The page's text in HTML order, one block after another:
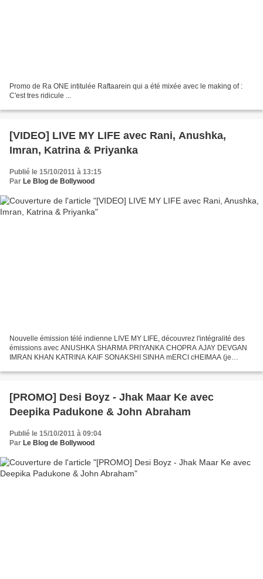
Promo de Ra ONE intitulée Raftaarein qui a été mixée avec le making of :
C'est tres ridicule ...
[VIDEO] LIVE MY LIFE avec Rani, Anushka,
Imran, Katrina & Priyanka
Publié le 15/10/2011 à 13:15
Par Le Blog de Bollywood
Nouvelle émission télé indienne LIVE MY LIFE, découvrez l'intégralité des
émissions avec ANUSHKA SHARMA PRIYANKA CHOPRA AJAY DEVGAN
IMRAN KHAN KATRINA KAIF SONAKSHI SINHA mERCI cHEIMAA (je
[PROMO] Desi Boyz - Jhak Maar Ke avec
Deepika Padukone & John Abraham
Publié le 15/10/2011 à 09:04
Par Le Blog de Bollywood